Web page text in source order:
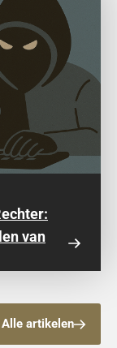
van
Alle artikelen